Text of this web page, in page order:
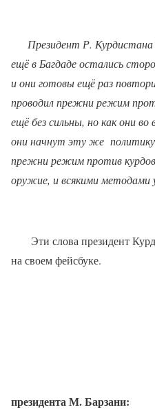
Президент Р.
ещё в Багдаде остались
и они готовы ещё раз
проводил прежни режим
ещё без сильны, но как они
они начнут эту же
прежни режим против курдов
оружие, и всякими методами
Эти слова президент
на своем фейсбуке.
президента М. Барзани: